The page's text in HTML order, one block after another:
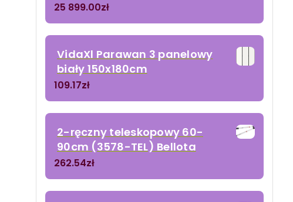
25 899.00zł
VidaXl Parawan 3 panelowy
biały 150x180cm
109.17zł
2-ręczny teleskopowy 60-
90cm (3578-TEL) Bellota
262.54zł